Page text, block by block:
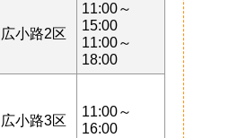
広小路2区
11:00～
15:00
11:00～
18:00
広小路3区
11:00～
16:00